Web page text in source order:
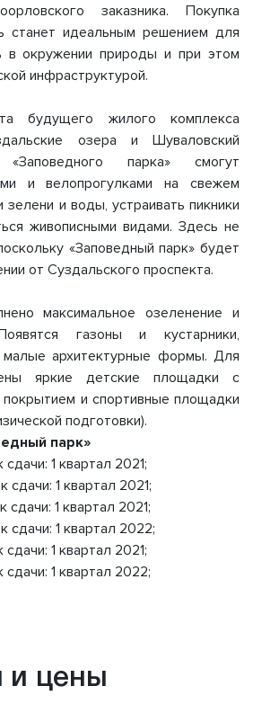
заказника. Покупка
станет идеальным решением для
в окружении природы и при этом
инфраструктурой.
будущего жилого комплекса
озера и Шуваловский
парка» смогут
и велопрогулками на свежем
и воды, устраивать пикники
живописными видами. Здесь не
«Заповедный парк» будет
от Суздальского проспекта.
максимальное озеленение и
газоны и кустарники,
архитектурные формы. Для
яркие детские площадки с
покрытием и спортивные площадки
подготовки).
парк»
1 квартал 2021;
1 квартал 2021;
1 квартал 2021;
сдачи: 1 квартал 2022;
1 квартал 2021;
1 квартал 2022;
и цены